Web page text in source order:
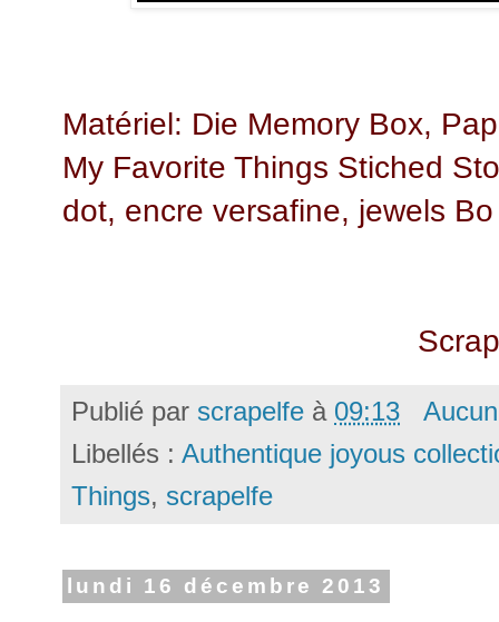
Matériel: Die Memory Box,
My Favorite Things Stiched
dot, encre versafine, jewels
Publié par scrapelfe à 09:13
Libellés : Authentique joyous
Things, scrapelfe
lundi 16 décembre 2013